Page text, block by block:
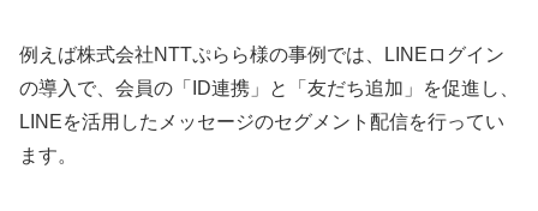
例えば株式会社NTTぷらら様の事例では、LINEログイン
の導入で、会員の「ID連携」と「友だち追加」を促進し、
LINEを活用したメッセージのセグメント配信を行ってい
ます。